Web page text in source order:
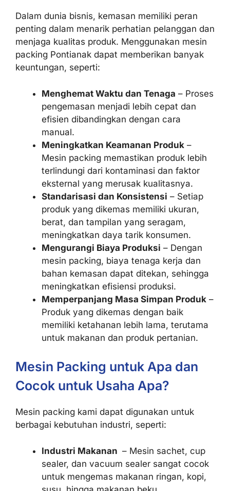
Dalam dunia bisnis, kemasan memiliki peran
penting dalam menarik perhatian pelanggan dan
menjaga kualitas produk. Menggunakan mesin
packing Pontianak dapat memberikan banyak
keuntungan, seperti:
Menghemat Waktu dan Tenaga – Proses
pengemasan menjadi lebih cepat dan
efisien dibandingkan dengan cara
manual.
Meningkatkan Keamanan Produk –
Mesin packing memastikan produk lebih
terlindungi dari kontaminasi dan faktor
eksternal yang merusak kualitasnya.
Standarisasi dan Konsistensi – Setiap
produk yang dikemas memiliki ukuran,
berat, dan tampilan yang seragam,
meningkatkan daya tarik konsumen.
Mengurangi Biaya Produksi – Dengan
mesin packing, biaya tenaga kerja dan
bahan kemasan dapat ditekan, sehingga
meningkatkan efisiensi produksi.
Memperpanjang Masa Simpan Produk –
Produk yang dikemas dengan baik
memiliki ketahanan lebih lama, terutama
untuk makanan dan produk pertanian.
Mesin Packing untuk Apa dan
Cocok untuk Usaha Apa?
Mesin packing kami dapat digunakan untuk
berbagai kebutuhan industri, seperti:
Industri Makanan – Mesin sachet, cup
sealer, dan vacuum sealer sangat cocok
untuk mengemas makanan ringan, kopi,